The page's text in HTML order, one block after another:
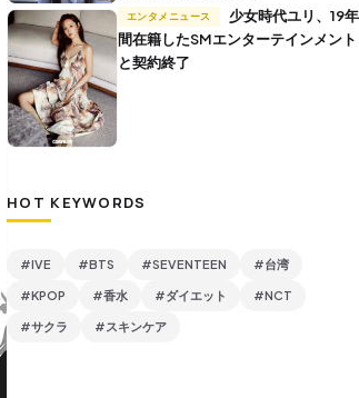
エンタメニュース
間在籍したSMエンターテインメント
と契約終了
HOT KEYWORDS
#IVE #BTS #SEVENTEEN #台湾
#KPOP #香水 #ダイエット #NCT
#サクラ #スキンケア